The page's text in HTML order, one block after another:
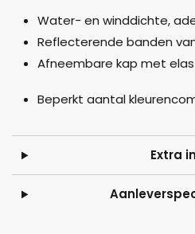
Water- en winddichte,
Reflecterende banden
Afneembare kap met
Beperkt aantal
Extra